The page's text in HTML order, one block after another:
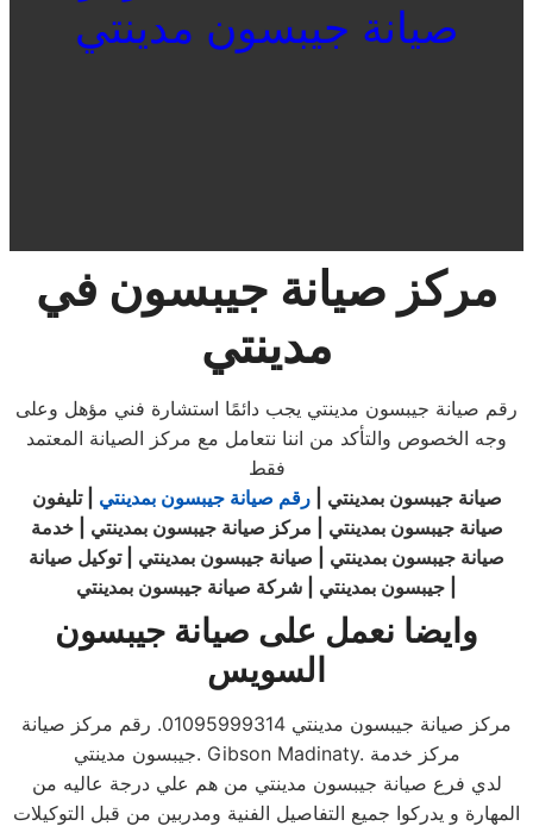
صيانة جيبسون مدينتي
مركز صيانة جيبسون في
مدينتي
رقم صيانة جيبسون مدينتي يجب دائمًا استشارة فني مؤهل وعلى
وجه الخصوص والتأكد من اننا نتعامل مع مركز الصيانة المعتمد
فقط
صيانة جيبسون بمدينتي |رقم صيانة جيبسون بمدينتي | تليفون
صيانة جيبسون بمدينتي | مركز صيانة جيبسون بمدينتي | خدمة
صيانة جيبسون بمدينتي | صيانة جيبسون بمدينتي | توكيل صيانة
جيبسون بمدينتي شركة صيانة جيبسون بمدينتي
وايضا نعمل على صيانة جيبسون
السويس
مركز صيانة جيبسون مدينتي 01095999314. رقم مركز صيانة
جيبسون مدينتي. Gibson Madinaty. مركز خدمة
لدي فرع صيانة جيبسون مدينتي من هم علي درجة عاليه من
المهارة و يدركوا جميع التفاصيل الفنية ومدربين من قبل التوكيلات